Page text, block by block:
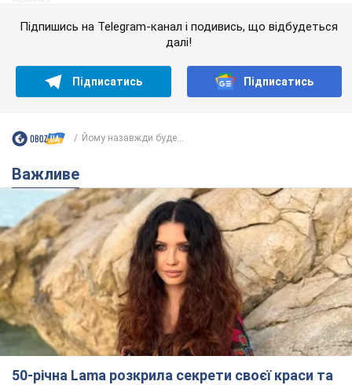
Підпишись на Telegram-канал і подивись, що відбудеться
далі!
Підписатись Підписатись
Йому назавжди буде...
Важливе
50-річна Lama розкрила секрети своєї краси та